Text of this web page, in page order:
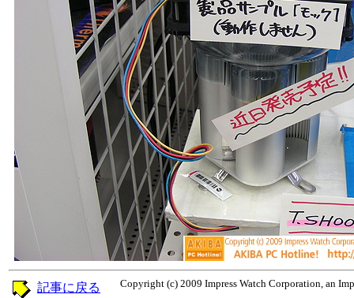
記事に戻る Copyright (c) 2009 Impress Watch Corporation, an